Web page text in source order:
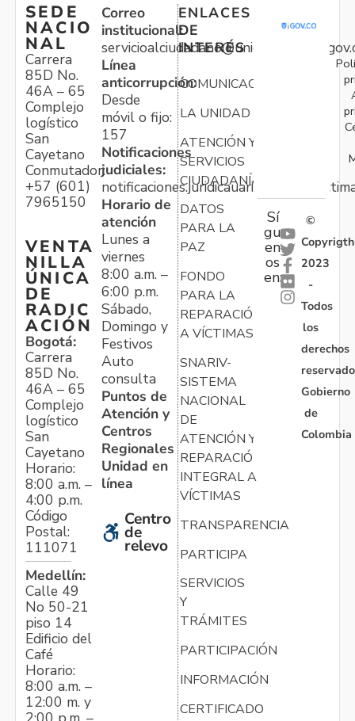
SEDE
NACIO
NAL
Carrera
85D No.
46A – 65
Complejo
logístico
San
Cayetano
Conmutador:
+57 (601)
7965150
VENTA
NILLA
ÚNICA
DE
RADIC
ACIÓN
Bogotá:
Carrera
85D No.
46A – 65
Complejo
logístico
San
Cayetano
Horario:
8:00 a.m. –
4:00 p.m.
Código
Postal:
111071
Medellín:
Calle 49
No 50-21
piso 14
Edificio del
Café
Horario:
8:00 a.m. –
12:00 m. y
Correo
institucional:
Línea
anticorrupción:
Desde
móvil o fijo:
157
Notificaciones
judiciales:
Horario de
atención
Lunes a
viernes
8:00 a.m. –
6:00 p.m.
Sábado,
Domingo y
Festivos
Auto
consulta
Puntos de
Atención y
Centros
Regionales
Unidad en
línea
Centro
de
relevo
ENLACES
DE
INTERÉS
COMUNICACIONES
LA UNIDAD
ATENCIÓN Y
SERVICIOS
CIUDADANÍA
DATOS
PARA LA
PAZ
FONDO
PARA LA
REPARACIÓN
A VÍCTIMAS
SNARIV-
SISTEMA
NACIONAL
DE
ATENCIÓN Y
REPARACIÓN
INTEGRAL A
VÍCTIMAS
TRANSPARENCIA
PARTICIPA
SERVICIOS
Y
TRÁMITES
PARTICIPACIÓN
INFORMACIÓN
CERTIFICADO
Sí
gu
en
os
en:
©
Copyrigth
2023
-
Todos
los
derechos
Gobierno
de
Colombia